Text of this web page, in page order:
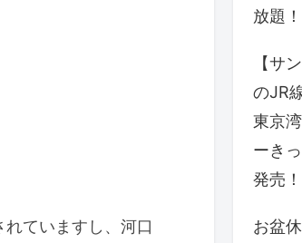
ていますし、河口
放題
【サ
のJR
東京
ーき
発売！
お盆